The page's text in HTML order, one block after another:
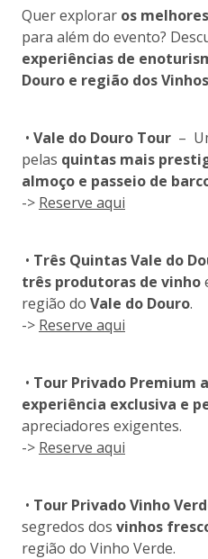
Quer explorar os
para além do evento?
experiências de
Douro e região dos
• Vale do Douro Tour –
pelas quintas mais
almoço e passeio de
-> Reserve aqui
• Três Quintas Vale do
três produtoras de vinho
região do Vale do Douro.
-> Reserve aqui
• Tour Privado Premium
experiência exclusiva e
apreciadores exigentes.
-> Reserve aqui
• Tour Privado Vinho
segredos dos vinhos
região do Vinho Verde.